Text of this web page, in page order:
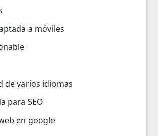
a móviles
de varios idiomas
para SEO
en google